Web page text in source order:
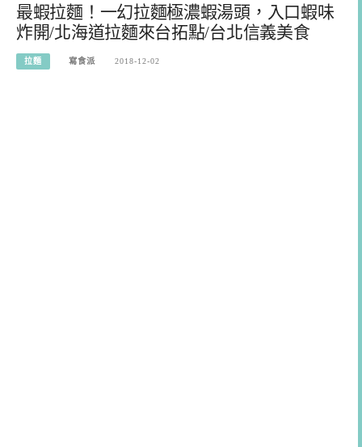
最蝦拉麵！一幻拉麵極濃蝦湯頭，入口蝦味
炸開/北海道拉麵來台拓點/台北信義美食
拉麵 寫食派 2018-12-02